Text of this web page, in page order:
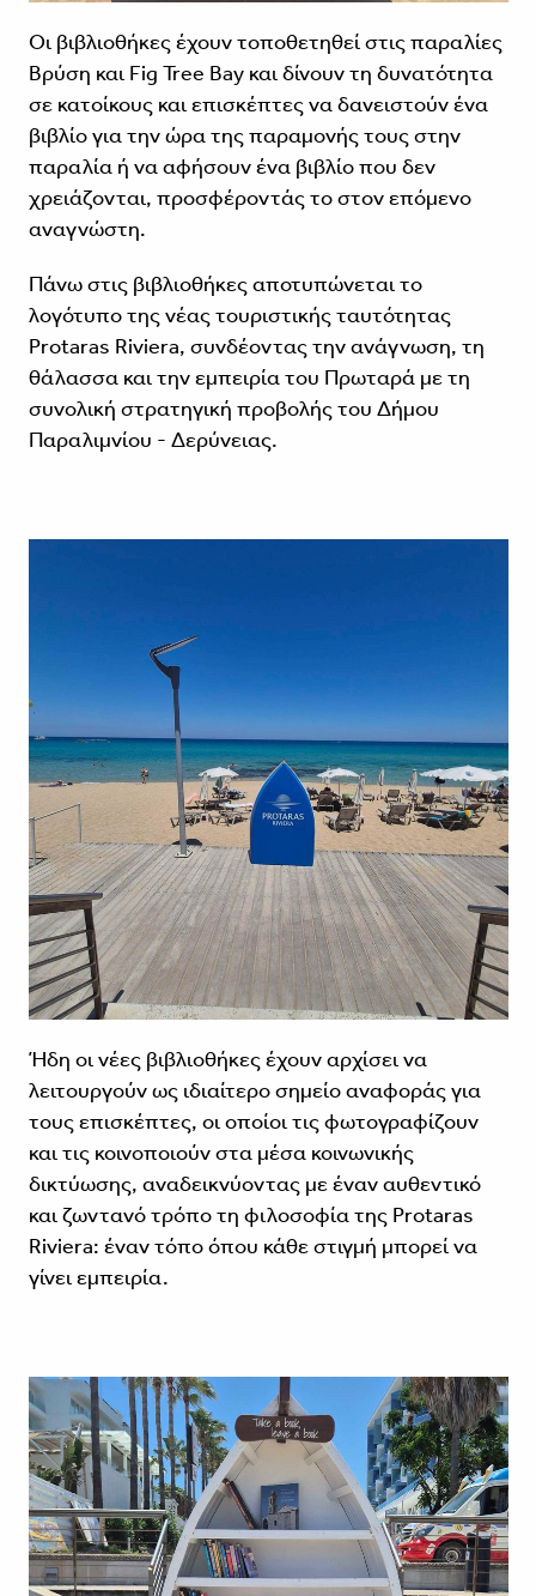
Οι βιβλιοθήκες έχουν τοποθετηθεί στις παραλίες
Βρύση και Fig Tree Bay και δίνουν τη δυνατότητα
σε κατοίκους και επισκέπτες να δανειστούν ένα
βιβλίο για την ώρα της παραμονής τους στην
παραλία ή να αφήσουν ένα βιβλίο που δεν
χρειάζονται, προσφέροντάς το στον επόμενο
αναγνώστη.
Πάνω στις βιβλιοθήκες αποτυπώνεται το
λογότυπο της νέας τουριστικής ταυτότητας
Protaras Riviera, συνδέοντας την ανάγνωση, τη
θάλασσα και την εμπειρία του Πρωταρά με τη
συνολική στρατηγική προβολής του Δήμου
Παραλιμνίου - Δερύνειας.
Ήδη οι νέες βιβλιοθήκες έχουν αρχίσει να
λειτουργούν ως ιδιαίτερο σημείο αναφοράς για
τους επισκέπτες, οι οποίοι τις φωτογραφίζουν
και τις κοινοποιούν στα μέσα κοινωνικής
δικτύωσης, αναδεικνύοντας με έναν αυθεντικό
και ζωντανό τρόπο τη φιλοσοφία της Protaras
Riviera: έναν τόπο όπου κάθε στιγμή μπορεί να
γίνει εμπειρία.